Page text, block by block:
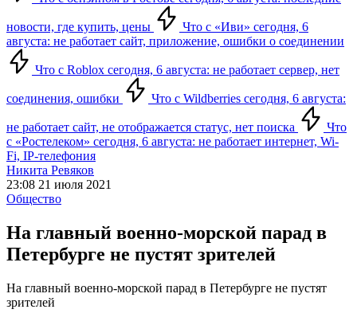
новости, где купить, цены
Что с «Иви» сегодня, 6
августа: не работает сайт, приложение, ошибки о соединении
Что с Roblox сегодня, 6 августа: не работает сервер, нет
соединения, ошибки Что с Wildberries сегодня, 6 августа:
не работает сайт, не отображается статус, нет поиска
Что
с «Ростелеком» сегодня, 6 августа: не работает интернет, Wi-
Fi, IP-телефония
Никита Ревяков
23:08 21 июля 2021
Общество
На главный военно-морской парад в
Петербурге не пустят зрителей
На главный военно-морской парад в Петербурге не пустят
зрителей